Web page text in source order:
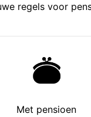
regels voor
Met pensioen